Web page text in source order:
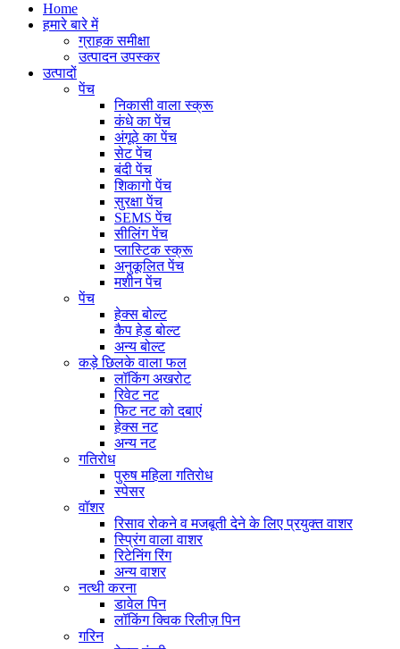
Home
हमारे बारे में
ग्राहक समीक्षा
उत्पादन उपस्कर
उत्पादों
पेंच
निकासी वाला स्क्रू
कंधे का पेंच
अंगूठे का पेंच
सेट पेंच
बंदी पेंच
शिकागो पेंच
सुरक्षा पेंच
SEMS पेंच
सीलिंग पेंच
प्लास्टिक स्क्रू
अनुकूलित पेंच
मशीन पेंच
पेंच
हेक्स बोल्ट
कैप हेड बोल्ट
अन्य बोल्ट
कड़े छिलके वाला फल
लॉकिंग अखरोट
रिवेट नट
फिट नट को दबाएं
हेक्स नट
अन्य नट
गतिरोध
पुरुष महिला गतिरोध
स्पेसर
वॉशर
रिसाव रोकने व मजबूती देने के लिए प्रयुक्त वाशर
स्प्रिंग वाला वाशर
रिटेनिंग रिंग
अन्य वाशर
नत्थी करना
डावेल पिन
लॉकिंग क्विक रिलीज़ पिन
गरिन